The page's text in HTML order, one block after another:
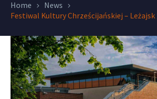
Home
News
Festiwal Kultury Chrześcijańskiej – Leżajsk